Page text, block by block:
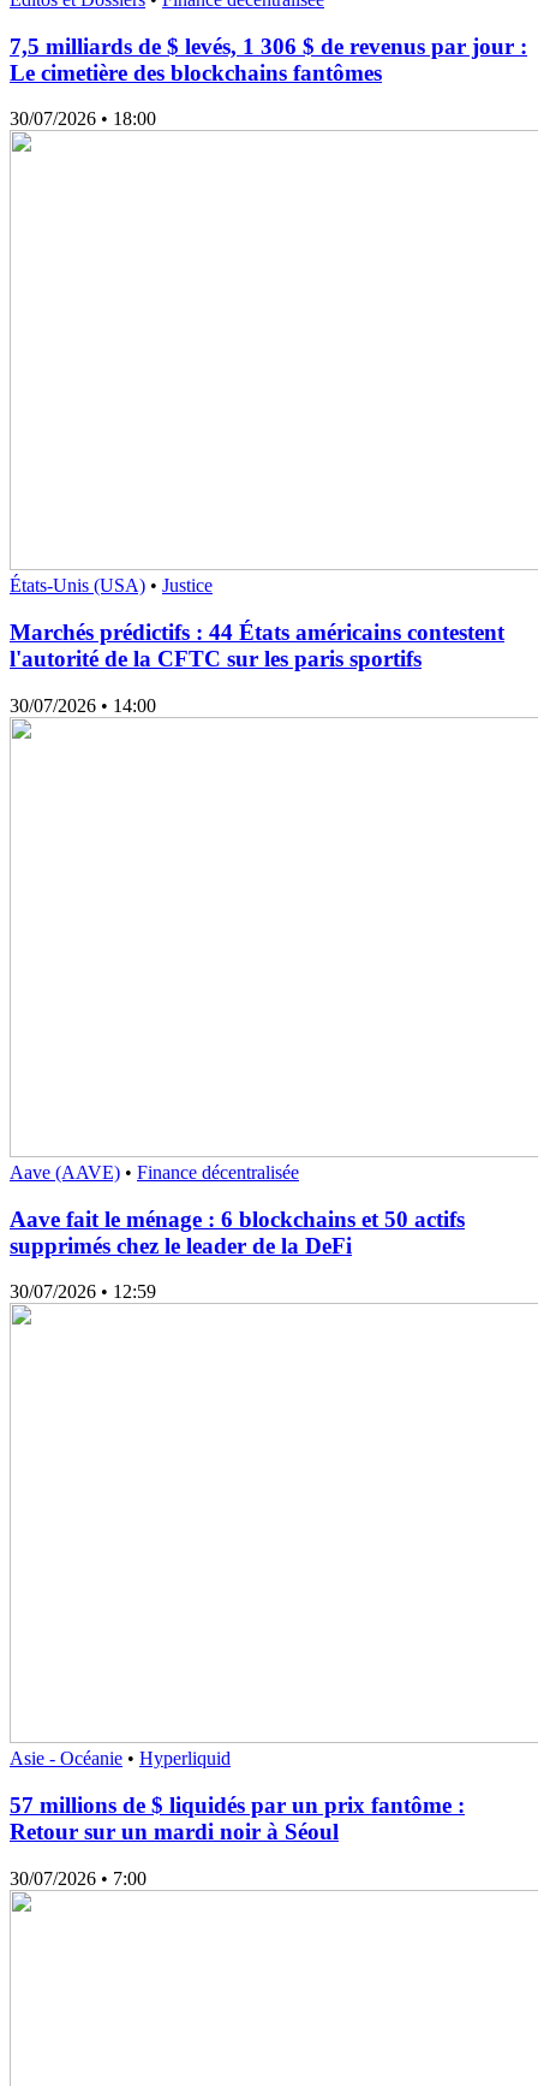
7,5 milliards de $ levés, 1 306 $ de revenus par jour :
Le cimetière des blockchains fantômes
30/07/2026 • 18:00
États-Unis (USA) • Justice
Marchés prédictifs : 44 États américains contestent
l'autorité de la CFTC sur les paris sportifs
30/07/2026 • 14:00
Aave (AAVE) • Finance décentralisée
Aave fait le ménage : 6 blockchains et 50 actifs
supprimés chez le leader de la DeFi
30/07/2026 • 12:59
Asie - Océanie • Hyperliquid
57 millions de $ liquidés par un prix fantôme :
Retour sur un mardi noir à Séoul
30/07/2026 • 7:00